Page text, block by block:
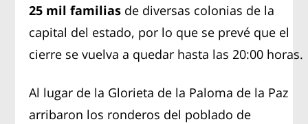
25 mil familias de diversas colonias de la
capital del estado, por lo que se prevé que el
cierre se vuelva a quedar hasta las 20:00 horas.
Al lugar de la Glorieta de la Paloma de la Paz
arribaron los ronderos del poblado de